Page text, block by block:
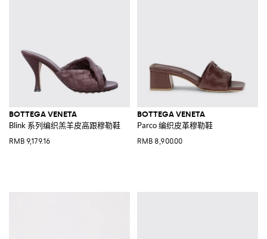
BOTTEGA VENETA
Blink 系列编织羔羊皮高跟穆勒鞋
RMB 9,179.16
BOTTEGA VENETA
Parco 编织皮革穆勒鞋
RMB 8,900.00